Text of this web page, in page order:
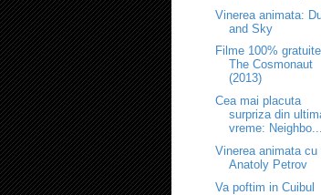
Vinerea animata:
and Sky
Filme 100%
The Cosmonaut
(2013)
Cea mai placuta
surpriza din
vreme: Neighbo...
Vinerea animata cu
Anatoly Petrov
Va poftim in Cuibul